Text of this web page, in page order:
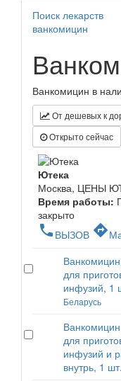
Поиск лекарств
ванкомицин
Ванкомицин в
От дешевых к
Открыто сейчас
Ютека
Москва, ЦЕНЫ
Время работы:
закрыто
phone ВЫЗОВ directions
для
инфузий, 1
Беларусь
для
инфузий и
внутрь, 1 шт.